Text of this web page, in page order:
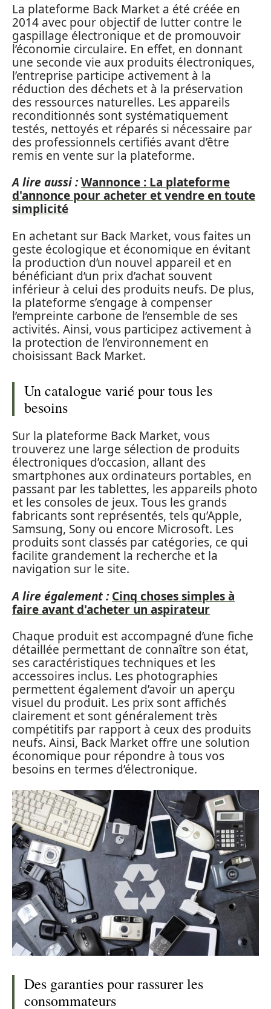
La plateforme Back Market a été créée en
2014 avec pour objectif de lutter contre le
gaspillage électronique et de promouvoir
l’économie circulaire. En effet, en donnant
une seconde vie aux produits électroniques,
l’entreprise participe activement à la
réduction des déchets et à la préservation
des ressources naturelles. Les appareils
reconditionnés sont systématiquement
testés, nettoyés et réparés si nécessaire par
des professionnels certifiés avant d’être
remis en vente sur la plateforme.
A lire aussi :Wannonce : La plateforme
d'annonce pour acheter et vendre en toute
simplicité
En achetant sur Back Market, vous faites un
geste écologique et économique en évitant
la production d’un nouvel appareil et en
bénéficiant d’un prix d’achat souvent
inférieur à celui des produits neufs. De plus,
la plateforme s’engage à compenser
l’empreinte carbone de l’ensemble de ses
activités. Ainsi, vous participez activement à
la protection de l’environnement en
choisissant Back Market.
Un catalogue varié pour tous les
besoins
Sur la plateforme Back Market, vous
trouverez une large sélection de produits
électroniques d’occasion, allant des
smartphones aux ordinateurs portables, en
passant par les tablettes, les appareils photo
et les consoles de jeux. Tous les grands
fabricants sont représentés, tels qu’Apple,
Samsung, Sony ou encore Microsoft. Les
produits sont classés par catégories, ce qui
facilite grandement la recherche et la
navigation sur le site.
A lire également : Cinq choses simples à
faire avant d'acheter un aspirateur
Chaque produit est accompagné d’une fiche
détaillée permettant de connaître son état,
ses caractéristiques techniques et les
accessoires inclus. Les photographies
permettent également d’avoir un aperçu
visuel du produit. Les prix sont affichés
clairement et sont généralement très
compétitifs par rapport à ceux des produits
neufs. Ainsi, Back Market offre une solution
économique pour répondre à tous vos
besoins en termes d’électronique.
Des garanties pour rassurer les
consommateurs